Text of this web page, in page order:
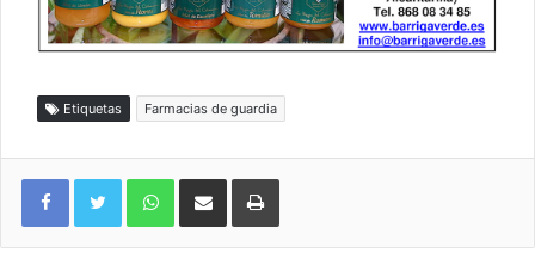
Etiquetas Farmacias de guardia
WhatsAppCompartir por correo electrónicoImprimir